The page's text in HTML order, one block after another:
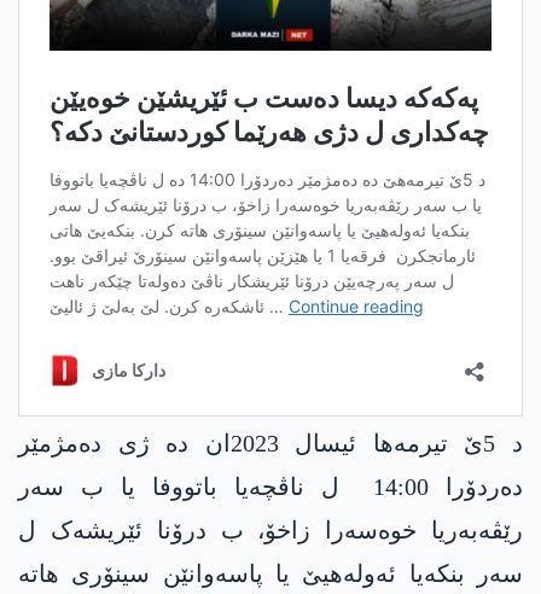
د 5ێ تیرمەھا ئیسال 2023ان ده‌ ژی دەمژمێر
دەردۆرا 14:00 ل ناڤچەیا باتووفا یا ب سەر
رێڤەبەریا خوەسەرا زاخۆ، ب درۆنا ئێریشەک ل
سەر بنکەیا ئەولەھیێ یا پاسەوانێن سینۆری ھاتە